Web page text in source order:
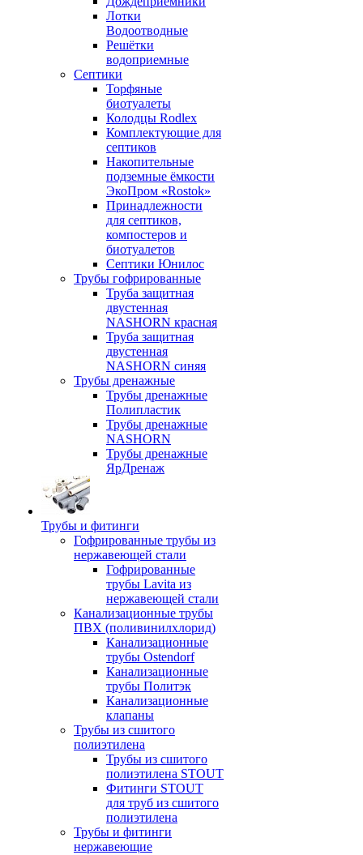
Лотки
Водоотводные
Решётки
водоприемные
Септики
Торфяные
биотуалеты
Колодцы Rodlex
Комплектующие для
септиков
Накопительные
подземные ёмкости
ЭкоПром «Rostok»
Принадлежности
для септиков,
компостеров и
биотуалетов
Септики Юнилос
Трубы гофрированные
Труба защитная
двустенная
NASHORN красная
Труба защитная
двустенная
NASHORN синяя
Трубы дренажные
Трубы дренажные
Полипластик
Трубы дренажные
NASHORN
Трубы дренажные
ЯрДренаж
Трубы и фитинги
Гофрированные трубы из
нержавеющей стали
Гофрированные
трубы Lavita из
нержавеющей стали
Канализационные трубы
ПВХ (поливинилхлорид)
Канализационные
трубы Ostendorf
Канализационные
трубы Политэк
Канализационные
клапаны
Трубы из сшитого
полиэтилена
Трубы из сшитого
полиэтилена STOUT
Фитинги STOUT
для труб из сшитого
полиэтилена
Трубы и фитинги
нержавеющие